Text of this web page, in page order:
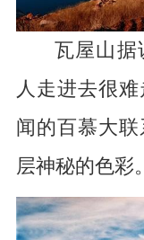
瓦屋山据
人走进去很
闻的百慕大
层神秘的色彩。